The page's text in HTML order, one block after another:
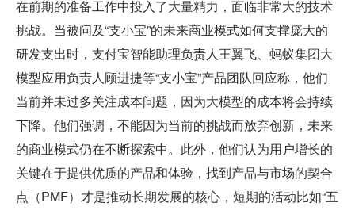
在前期的准备工作中投入了大量精力，面临非常大的技术
挑战。当被问及“支小宝”的未来商业模式如何支撑庞大的
研发支出时，支付宝智能助理负责人王翼飞、蚂蚁集团大
模型应用负责人顾进捷等“支小宝”产品团队回应称，他们
当前并未过多关注成本问题，因为大模型的成本将会持续
下降。他们强调，不能因为当前的挑战而放弃创新，未来
的商业模式仍在不断探索中。此外，他们认为用户增长的
关键在于提供优质的产品和体验，找到产品与市场的契合
点（PMF）才是推动长期发展的核心，短期的活动比如“五